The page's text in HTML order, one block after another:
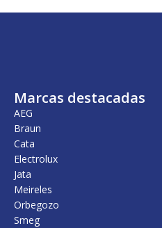
g
a
u
3
Marcas destacadas
AEG
Braun
Cata
Electrolux
Jata
Meireles
Orbegozo
Smeg